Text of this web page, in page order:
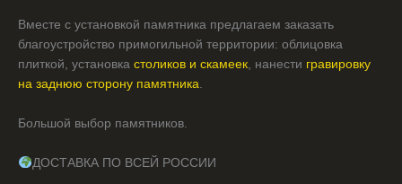
Вместе с установкой памятника предлагаем заказать
благоустройство примогильной территории: облицовка
плиткой, установка столиков и скамеек, нанести гравировку
на заднюю сторону памятника.
Большой выбор памятников.
ДОСТАВКА ПО ВСЕЙ РОССИИ